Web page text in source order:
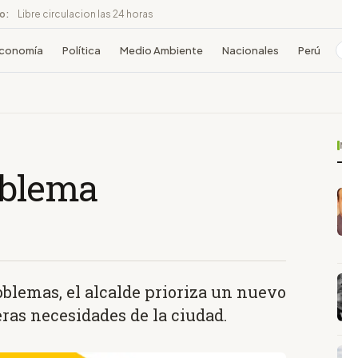
Libre circulacion las 24 horas
Política Medio Ambiente Nacionales Perú
el alcalde prioriza un nuevo
necesidades de la ciudad.